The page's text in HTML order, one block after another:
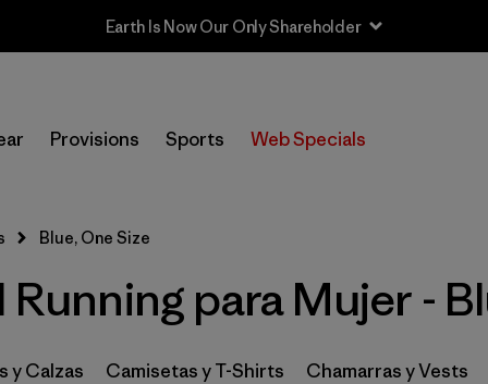
Earth Is Now Our Only Shareholder
Provisions Sports Web Specials
Selecciona una tienda
Filtrar por
Price
Filtrar por
Size
Filtrar por
Fit
Blue, One Size
Running para Mujer -
y Calzas Camisetas y T-Shirts Chamarras y Vests